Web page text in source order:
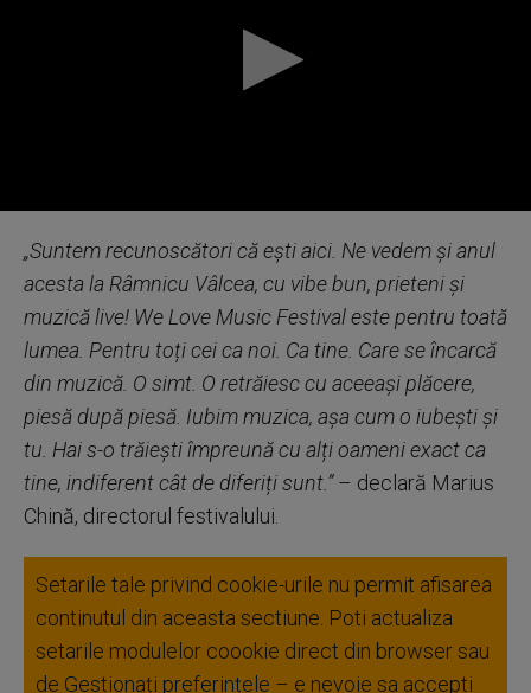
seconds
„Suntem recunoscători că ești aici. Ne vedem și anul
acesta la Râmnicu Vâlcea, cu vibe bun, prieteni și
muzică live! We Love Music Festival este pentru toată
lumea. Pentru toți cei ca noi. Ca tine. Care se încarcă
din muzică. O simt. O retrăiesc cu aceeași plăcere,
piesă după piesă. Iubim muzica, așa cum o iubești și
tu. Hai s-o trăiești împreună cu alți oameni exact ca
tine, indiferent cât de diferiți sunt.”– declară Marius
Chină, directorul festivalului.
Setarile tale privind cookie-urile nu permit afisarea
continutul din aceasta sectiune. Poti actualiza
setarile modulelor coookie direct din browser sau
de Gestionați preferințele – e nevoie sa accepti